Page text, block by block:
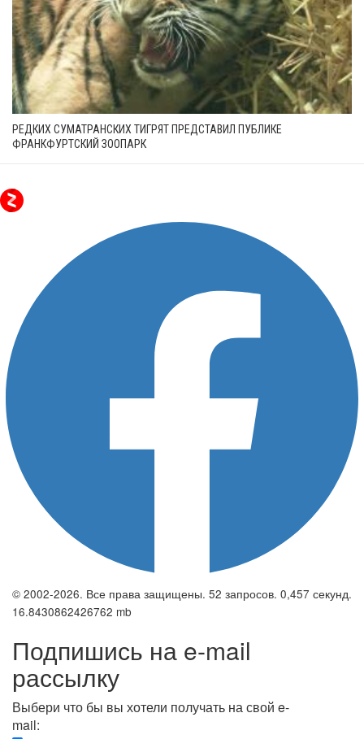
РЕДКИХ СУМАТРАНСКИХ ТИГРЯТ ПРЕДСТАВИЛ ПУБЛИКЕ
ФРАНКФУРТСКИЙ ЗООПАРК
© 2002-2026. Все права защищены. 52 запросов. 0,457 секунд.
16.8430862426762 mb
Подпишись на e-mail
рассылку
Выбери что бы вы хотели получать на свой e-
mail: